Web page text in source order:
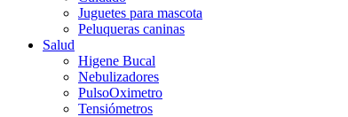
Juguetes para mascota
Peluqueras caninas
Salud
Higene Bucal
Nebulizadores
PulsoOximetro
Tensiómetros